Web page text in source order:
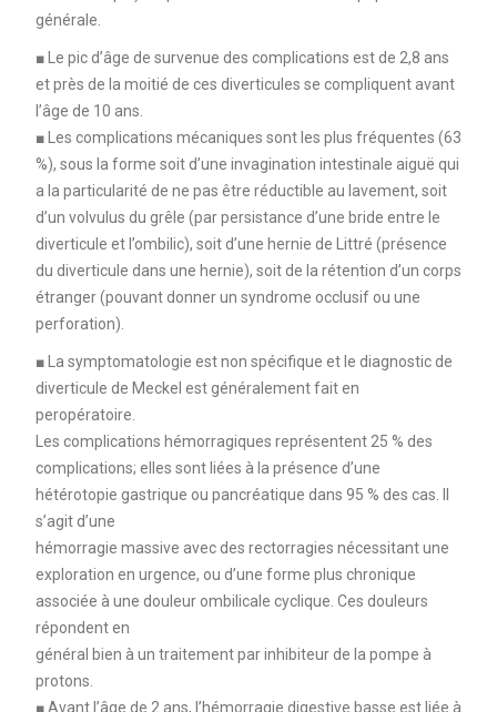
générale.
■ Le pic d’âge de survenue des complications est de 2,8 ans
et près de la moitié de ces diverticules se compliquent avant
l’âge de 10 ans.
■ Les complications mécaniques sont les plus fréquentes (63
%), sous la forme soit d’une invagination intestinale aiguë qui
a la particularité de ne pas être réductible au lavement, soit
d’un volvulus du grêle (par persistance d’une bride entre le
diverticule et l’ombilic), soit d’une hernie de Littré (présence
du diverticule dans une hernie), soit de la rétention d’un corps
étranger (pouvant donner un syndrome occlusif ou une
perforation).
■ La symptomatologie est non spécifique et le diagnostic de
diverticule de Meckel est généralement fait en
peropératoire.
Les complications hémorragiques représentent 25 % des
complications; elles sont liées à la présence d’une
hétérotopie gastrique ou pancréatique dans 95 % des cas. Il
s’agit d’une
hémorragie massive avec des rectorragies nécessitant une
exploration en urgence, ou d’une forme plus chronique
associée à une douleur ombilicale cyclique. Ces douleurs
répondent en
général bien à un traitement par inhibiteur de la pompe à
protons.
■ Avant l’âge de 2 ans, l’hémorragie digestive basse est liée à